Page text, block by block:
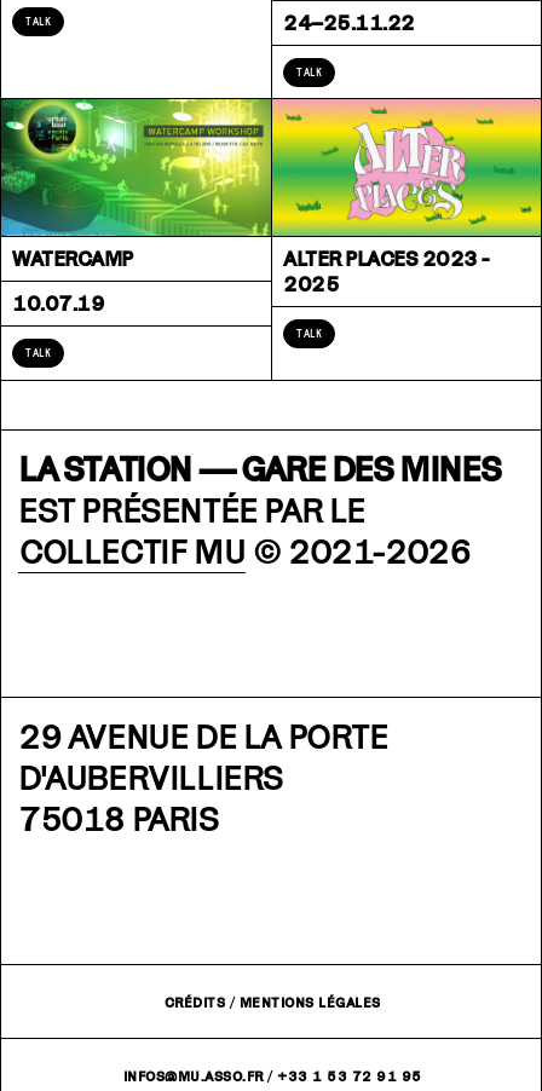
TALK
24–25.11.22
TALK
WATERCAMP
10.07.19
TALK
ALTER PLACES 2023 -
2025
TALK
LA STATION — GARE DES MINES
EST PRÉSENTÉE PAR LE
COLLECTIF MU © 2021-2026
29 AVENUE DE LA PORTE
D'AUBERVILLIERS
75018 PARIS
CRÉDITS / MENTIONS LÉGALES
INFOS@MU.ASSO.FR/ +33 1 53 72 91 95